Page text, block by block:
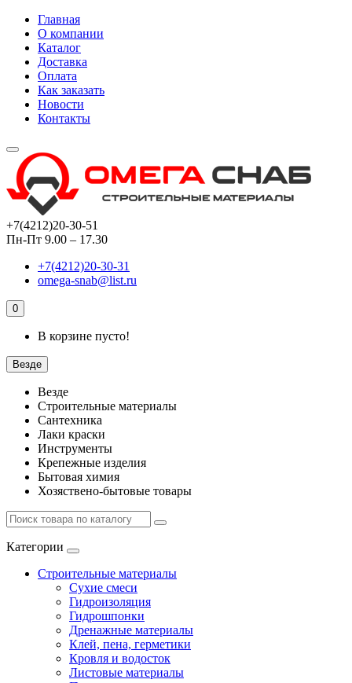
Главная
О компании
Каталог
Доставка
Оплата
Как заказать
Новости
Контакты
+7(4212)20-30-51
Пн-Пт 9.00 – 17.30
+7(4212)20-30-31
omega-snab@list.ru
0
В корзине пусто!
Везде
Везде
Строительные материалы
Сантехника
Лаки краски
Инструменты
Крепежные изделия
Бытовая химия
Хозяствено-бытовые товары
Категории
Строительные материалы
Сухие смеси
Гидроизоляция
Гидрошпонки
Дренажные материалы
Клей, пена, герметики
Кровля и водосток
Листовые материалы